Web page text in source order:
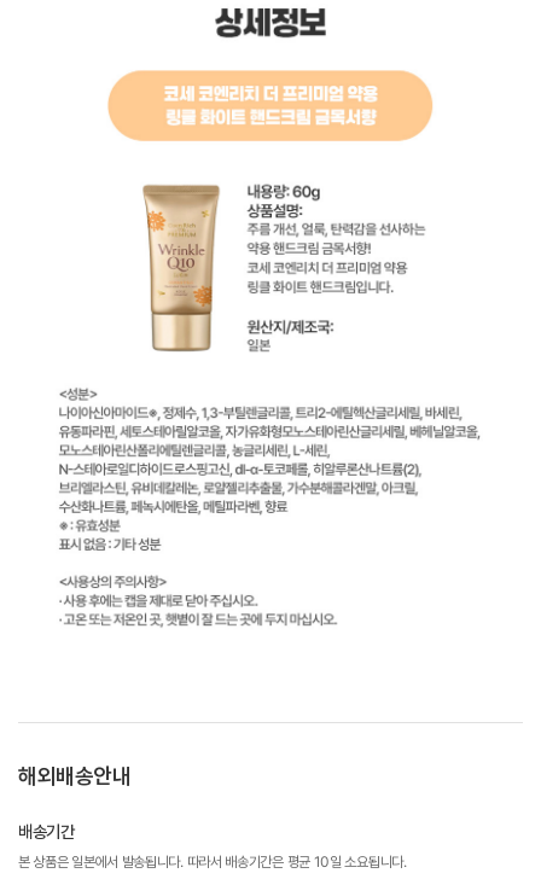
해외배송안내
배송기간
본 상품은 일본에서 발송됩니다. 따라서 배송기간은 평균 10일 소요됩니다.